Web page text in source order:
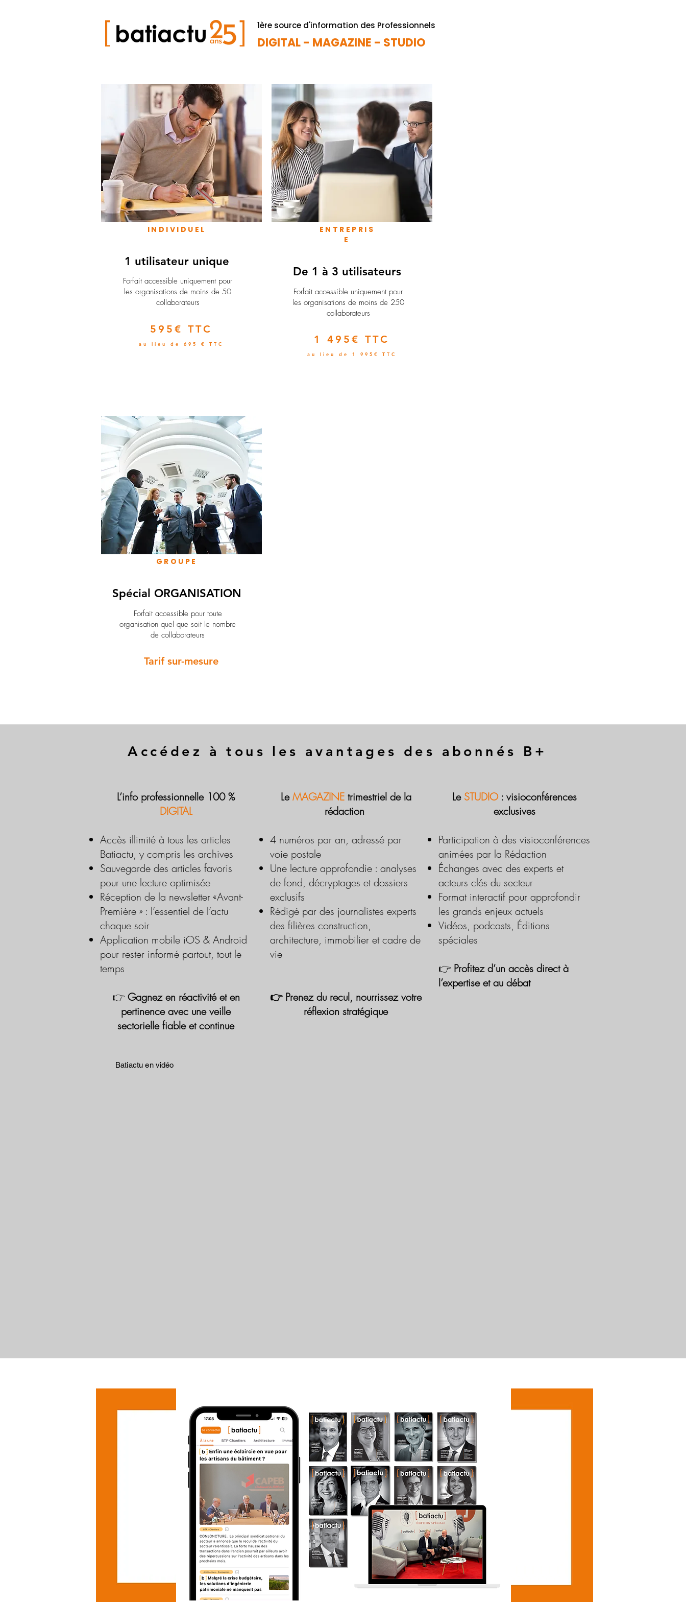
1ère source d'information des Professionnels
DIGITAL - MAGAZINE - STUDIO
INDIVIDUEL
1 utilisateur unique
​Forfait accessible uniquement pour
les organisations de moins de 50
collaborateurs
595€ TTC
au lieu de 695 € TTC
ENTREPRIS
E
De 1 à 3 utilisateurs
Forfait accessible uniquement pour
les organisations de moins de 250
collaborateurs
1 495€ TTC
au lieu de 1 995€ TTC
GROUPE
Spécial ORGANISATION
Forfait accessible pour toute
organisation quel que soit le nombre
de collaborateurs
Tarif sur-mesure
Accédez à tous les avantages des abonnés B+
L’info professionnelle 100 %
DIGITAL
Accès illimité à tous les articles
Batiactu, y compris les archives
Sauvegarde des articles favoris
pour une lecture optimisée
Réception de la newsletter «Avant-
Première » : l’essentiel de l’actu
chaque soir
Application mobile iOS & Android
pour rester informé partout, tout le
temps
👉 Gagnez en réactivité et en
pertinence avec une veille
sectorielle fiable et continue
LeMAGAZINE trimestriel de la
rédaction
4 numéros par an, adressé par
voie postale
Une lecture approfondie : analyses
de fond, décryptages et dossiers
exclusifs
Rédigé par des journalistes experts
des filières construction,
architecture, immobilier et cadre de
vie
👉 Prenez du recul, nourrissez votre
réflexion stratégique
Le STUDIO : visioconférences
exclusives
Participation à des visioconférences
animées par la Rédaction
Échanges avec des experts et
acteurs clés du secteur
Format interactif pour approfondir
les grands enjeux actuels
Vidéos, podcasts, Éditions
spéciales
👉 Profitez d’un accès direct à
l’expertise et au débat
Batiactu en vidéo